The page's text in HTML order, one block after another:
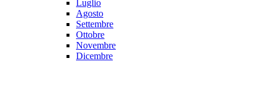
Luglio
Agosto
Settembre
Ottobre
Novembre
Dicembre